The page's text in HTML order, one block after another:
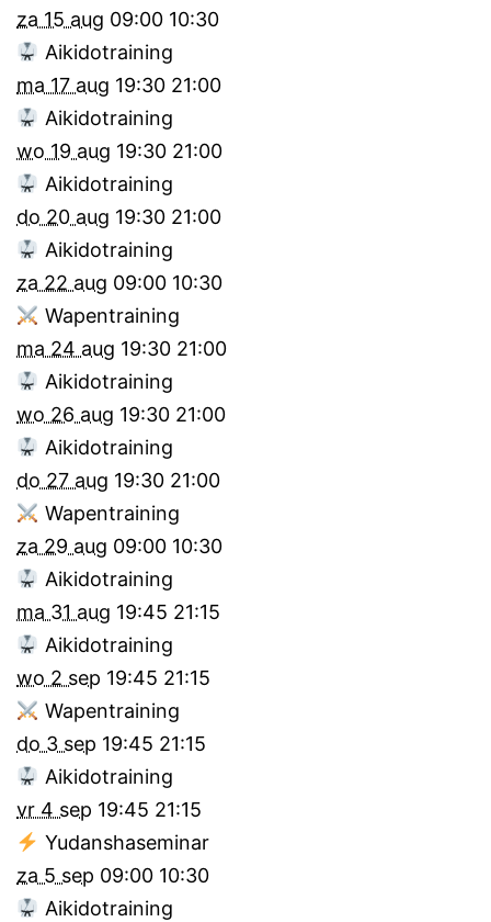
za 15 aug 09:00 10:30
Aikidotraining
ma 17 aug 19:30 21:00
Aikidotraining
wo 19 aug 19:30 21:00
Aikidotraining
do 20 aug 19:30 21:00
Aikidotraining
za 22 aug 09:00 10:30
Wapentraining
ma 24 aug 19:30 21:00
Aikidotraining
wo 26 aug 19:30 21:00
Aikidotraining
do 27 aug 19:30 21:00
Wapentraining
za 29 aug 09:00 10:30
Aikidotraining
ma 31 aug 19:45 21:15
Aikidotraining
wo 2 sep 19:45 21:15
Wapentraining
do 3 sep 19:45 21:15
Aikidotraining
vr 4 sep 19:45 21:15
Yudanshaseminar
za 5 sep 09:00 10:30
Aikidotraining